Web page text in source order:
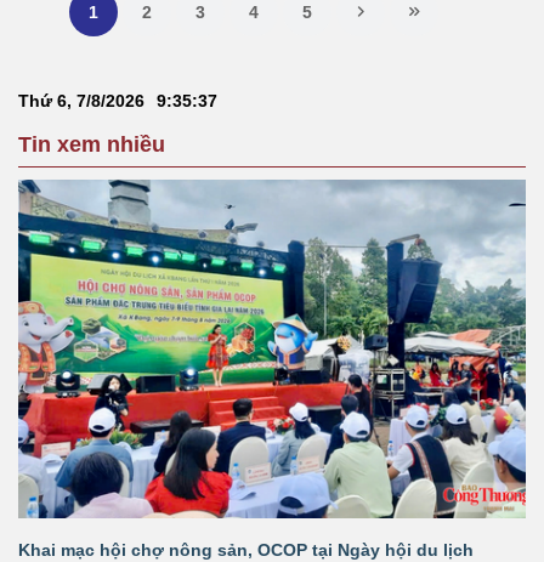
1 2 3 4 5
Thứ 6, 7/8/2026 9:35:38
Tin xem nhiều
Khai mạc hội chợ nông sản, OCOP tại Ngày hội du lịch